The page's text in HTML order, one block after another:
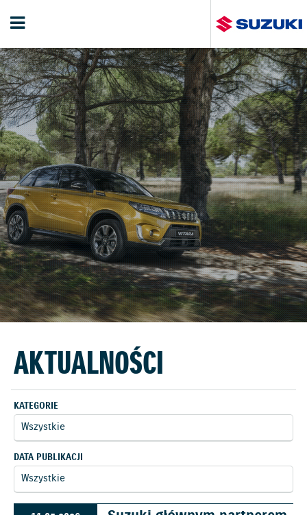
AKTUALNOŚCI
KATEGORIE
DATA PUBLIKACJI